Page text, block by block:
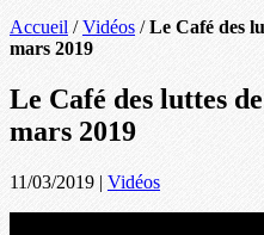
Accueil /Vidéos /Le Café des
mars 2019
Le Café des luttes
mars 2019
11/03/2019 | Vidéos